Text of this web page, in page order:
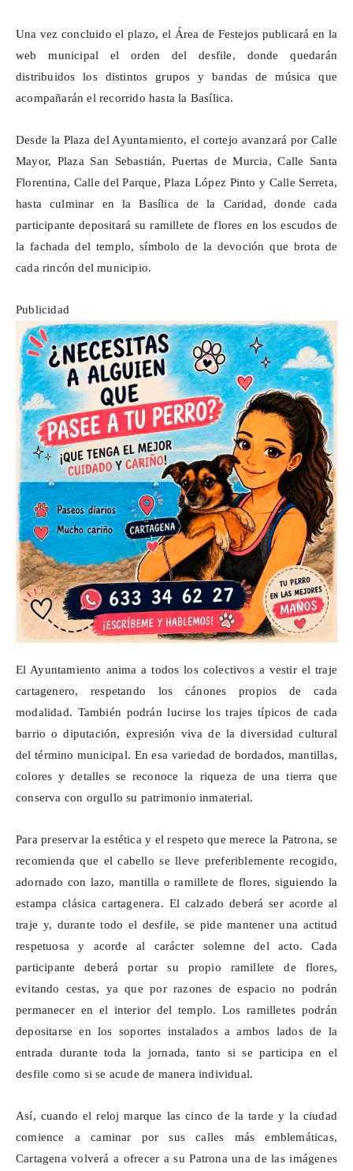
Una vez concluido el plazo, el Área de Festejos publicará en la
web municipal el orden del desfile, donde quedarán
distribuidos los distintos grupos y bandas de música que
acompañarán el recorrido hasta la Basílica.
Desde la Plaza del Ayuntamiento, el cortejo avanzará por Calle
Mayor, Plaza San Sebastián, Puertas de Murcia, Calle Santa
Florentina, Calle del Parque, Plaza López Pinto y Calle Serreta,
hasta culminar en la Basílica de la Caridad, donde cada
participante depositará su ramillete de flores en los escudos de
la fachada del templo, símbolo de la devoción que brota de
cada rincón del municipio.
Publicidad
El Ayuntamiento anima a todos los colectivos a vestir el traje
cartagenero, respetando los cánones propios de cada
modalidad. También podrán lucirse los trajes típicos de cada
barrio o diputación, expresión viva de la diversidad cultural
del término municipal. En esa variedad de bordados, mantillas,
colores y detalles se reconoce la riqueza de una tierra que
conserva con orgullo su patrimonio inmaterial.
Para preservar la estética y el respeto que merece la Patrona, se
recomienda que el cabello se lleve preferiblemente recogido,
adornado con lazo, mantilla o ramillete de flores, siguiendo la
estampa clásica cartagenera. El calzado deberá ser acorde al
traje y, durante todo el desfile, se pide mantener una actitud
respetuosa y acorde al carácter solemne del acto. Cada
participante deberá portar su propio ramillete de flores,
evitando cestas, ya que por razones de espacio no podrán
permanecer en el interior del templo. Los ramilletes podrán
depositarse en los soportes instalados a ambos lados de la
entrada durante toda la jornada, tanto si se participa en el
desfile como si se acude de manera individual.
Así, cuando el reloj marque las cinco de la tarde y la ciudad
comience a caminar por sus calles más emblemáticas,
Cartagena volverá a ofrecer a su Patrona una de las imágenes